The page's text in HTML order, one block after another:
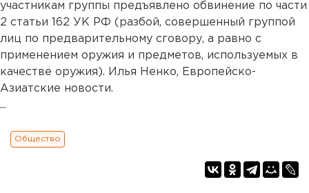
участникам группы предъявлено обвинение по части
2 статьи 162 УК РФ (разбой, совершенный группой
лиц по предварительному сговору, а равно с
применением оружия и предметов, используемых в
качестве оружия). Илья Ненко, Европейско-
Азиатские новости.
...
Общество